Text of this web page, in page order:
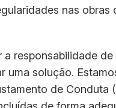
nas
responsabilidade
uma solução.
de Conduta